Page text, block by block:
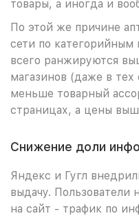
товары, а иногда и
По этой же причине
сети по
всего ранжируются
магазинов (даже в тех
меньше товарный
страницах, а цены
Снижение доли
Яндекс и Гугл
выдачу. Пользователи
на сайт - трафик по